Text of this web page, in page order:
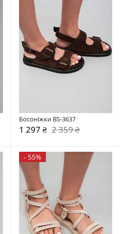
Босоніжки BS-3637
1 297 ₴ 2 359 ₴
- 55%